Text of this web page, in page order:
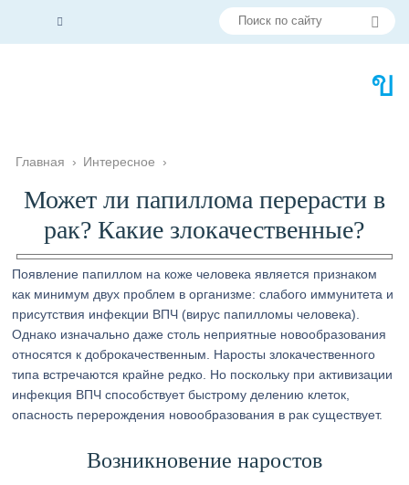
Главная › Интересное ›
Может ли папиллома перерасти в
рак? Какие злокачественные?
Появление папиллом на коже человека является признаком
как минимум двух проблем в организме: слабого иммунитета и
присутствия инфекции ВПЧ (вирус папилломы человека).
Однако изначально даже столь неприятные новообразования
относятся к доброкачественным. Наросты злокачественного
типа встречаются крайне редко. Но поскольку при активизации
инфекция ВПЧ способствует быстрому делению клеток,
опасность перерождения новообразования в рак существует.
Возникновение наростов